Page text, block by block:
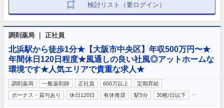
検討リスト（要ログイン）
調剤薬局 ｜ 正社員
北浜駅から徒歩1分★【大阪市中央区】年収500万円〜★
年間休日120日程度★風通しの良い社風◎アットホームな
環境です★人気エリアで貴重な求人★
調剤薬局 一般薬剤師 正社員 600万以上
定期昇給
ボーナス・賞与あり
休日120日 有休推奨 駅5分 30枚/日以下